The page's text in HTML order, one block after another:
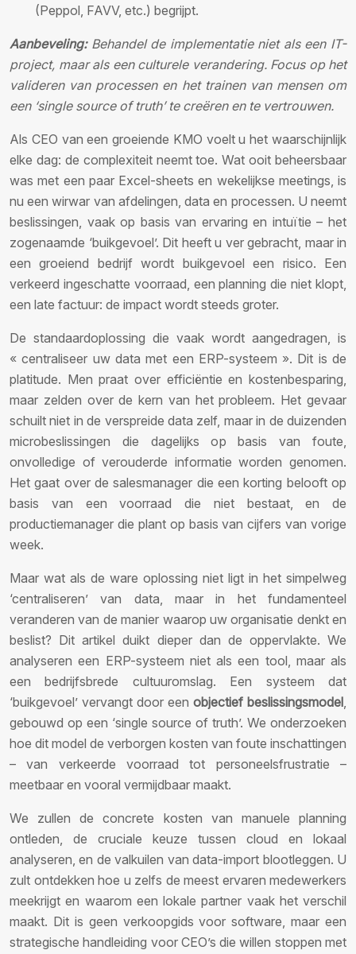
(Peppol, FAVV, etc.) begrijpt.
Aanbeveling:Behandel de implementatie niet als een IT-
project, maar als een culturele verandering. Focus op het
valideren van processen en het trainen van mensen om
een ‘single source of truth’ te creëren en te vertrouwen.
Als CEO van een groeiende KMO voelt u het waarschijnlijk
elke dag: de complexiteit neemt toe. Wat ooit beheersbaar
was met een paar Excel-sheets en wekelijkse meetings, is
nu een wirwar van afdelingen, data en processen. U neemt
beslissingen, vaak op basis van ervaring en intuïtie – het
zogenaamde ‘buikgevoel’. Dit heeft u ver gebracht, maar in
een groeiend bedrijf wordt buikgevoel een risico. Een
verkeerd ingeschatte voorraad, een planning die niet klopt,
een late factuur: de impact wordt steeds groter.
De standaardoplossing die vaak wordt aangedragen, is
« centraliseer uw data met een ERP-systeem ». Dit is de
platitude. Men praat over efficiëntie en kostenbesparing,
maar zelden over de kern van het probleem. Het gevaar
schuilt niet in de verspreide data zelf, maar in de duizenden
microbeslissingen die dagelijks op basis van foute,
onvolledige of verouderde informatie worden genomen.
Het gaat over de salesmanager die een korting belooft op
basis van een voorraad die niet bestaat, en de
productiemanager die plant op basis van cijfers van vorige
week.
Maar wat als de ware oplossing niet ligt in het simpelweg
‘centraliseren’ van data, maar in het fundamenteel
veranderen van de manier waarop uw organisatie denkt en
beslist? Dit artikel duikt dieper dan de oppervlakte. We
analyseren een ERP-systeem niet als een tool, maar als
een bedrijfsbrede cultuuromslag. Een systeem dat
‘buikgevoel’ vervangt door een objectief beslissingsmodel,
gebouwd op een ‘single source of truth’. We onderzoeken
hoe dit model de verborgen kosten van foute inschattingen
– van verkeerde voorraad tot personeelsfrustratie –
meetbaar en vooral vermijdbaar maakt.
We zullen de concrete kosten van manuele planning
ontleden, de cruciale keuze tussen cloud en lokaal
analyseren, en de valkuilen van data-import blootleggen. U
zult ontdekken hoe u zelfs de meest ervaren medewerkers
meekrijgt en waarom een lokale partner vaak het verschil
maakt. Dit is geen verkoopgids voor software, maar een
strategische handleiding voor CEO’s die willen stoppen met